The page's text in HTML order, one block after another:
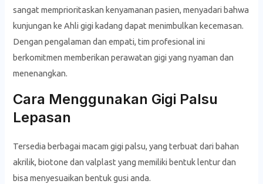
sangat memprioritaskan kenyamanan pasien, menyadari bahwa
kunjungan ke Ahli gigi kadang dapat menimbulkan kecemasan.
Dengan pengalaman dan empati, tim profesional ini
berkomitmen memberikan perawatan gigi yang nyaman dan
menenangkan.
Cara Menggunakan Gigi Palsu
Lepasan
Tersedia berbagai macam gigi palsu, yang terbuat dari bahan
akrilik, biotone dan valplast yang memiliki bentuk lentur dan
bisa menyesuaikan bentuk gusi anda.